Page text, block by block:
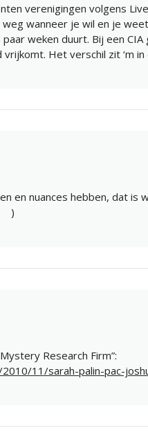
verenigingen volgens
wanneer je wil en je
weken duurt. Bij een CIA
Het verschil zit ‘m in
en nuances hebben, dat is
)
Research Firm”:
11/sarah-palin-pac-